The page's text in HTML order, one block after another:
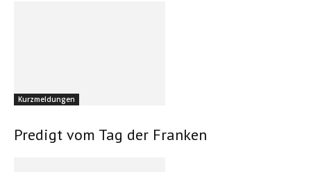
Kurzmeldungen
Predigt vom Tag der Franken